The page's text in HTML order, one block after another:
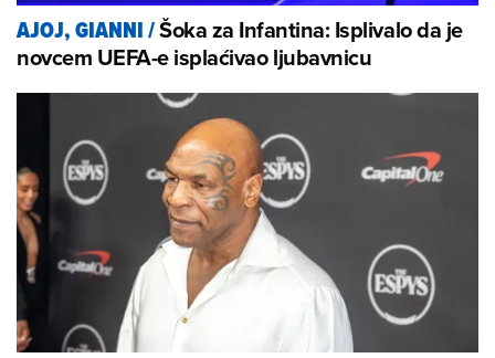
AJOJ, GIANNI/Šoka za Infantina: Isplivalo da je
novcem UEFA-e isplaćivao ljubavnicu